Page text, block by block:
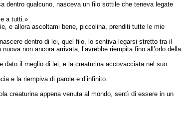
dentro qualcuno, nasceva un filo sottile che teneva legate
a tutti.»
e allora ascoltami bene, piccolina, prenditi tutte le mie
dentro di lei, quel filo, lo sentiva legarsi stretto tra il
non ancora arrivata, l’avrebbe riempita fino all’orlo della
dato il meglio di lei, e la creaturina accovacciata nel suo
e la riempiva di parole e d’infinito.
creaturina appena venuta al mondo, sentì di essere in un